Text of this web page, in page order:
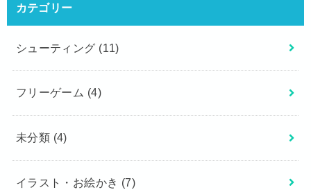
カテゴリー
シューティング (11)
フリーゲーム (4)
未分類 (4)
イラスト・お絵かき (7)